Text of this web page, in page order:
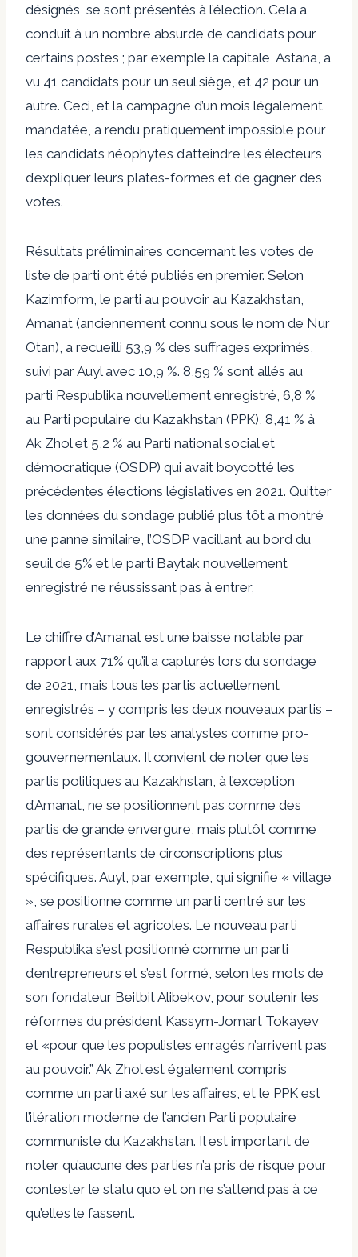
désignés, se sont présentés à l’élection. Cela a
conduit à un nombre absurde de candidats pour
certains postes ; par exemple la capitale, Astana, a
vu 41 candidats pour un seul siège, et 42 pour un
autre. Ceci, et la campagne d’un mois légalement
mandatée, a rendu pratiquement impossible pour
les candidats néophytes d’atteindre les électeurs,
d’expliquer leurs plates-formes et de gagner des
votes.
Résultats préliminaires concernant les votes de
liste de parti ont été publiés en premier. Selon
Kazimform, le parti au pouvoir au Kazakhstan,
Amanat (anciennement connu sous le nom de Nur
Otan), a recueilli 53,9 % des suffrages exprimés,
suivi par Auyl avec 10,9 %. 8,59 % sont allés au
parti Respublika nouvellement enregistré, 6,8 %
au Parti populaire du Kazakhstan (PPK), 8,41 % à
Ak Zhol et 5,2 % au Parti national social et
démocratique (OSDP) qui avait boycotté les
précédentes élections législatives en 2021. Quitter
les données du sondage publié plus tôt a montré
une panne similaire, l’OSDP vacillant au bord du
seuil de 5% et le parti Baytak nouvellement
enregistré ne réussissant pas à entrer,
Le chiffre d’Amanat est une baisse notable par
rapport aux 71% qu’il a capturés lors du sondage
de 2021, mais tous les partis actuellement
enregistrés – y compris les deux nouveaux partis –
sont considérés par les analystes comme pro-
gouvernementaux. Il convient de noter que les
partis politiques au Kazakhstan, à l’exception
d’Amanat, ne se positionnent pas comme des
partis de grande envergure, mais plutôt comme
des représentants de circonscriptions plus
spécifiques. Auyl, par exemple, qui signifie « village
», se positionne comme un parti centré sur les
affaires rurales et agricoles. Le nouveau parti
Respublika s’est positionné comme un parti
d’entrepreneurs et s’est formé, selon les mots de
son fondateur Beitbit Alibekov, pour soutenir les
réformes du président Kassym-Jomart Tokayev
et «pour que les populistes enragés n’arrivent pas
au pouvoir.” Ak Zhol est également compris
comme un parti axé sur les affaires, et le PPK est
l’itération moderne de l’ancien Parti populaire
communiste du Kazakhstan. Il est important de
noter qu’aucune des parties n’a pris de risque pour
contester le statu quo et on ne s’attend pas à ce
qu’elles le fassent.